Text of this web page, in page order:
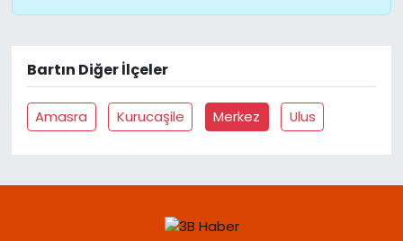
Bartın Diğer İlçeler
Amasra Kurucaşile Merkez Ulus